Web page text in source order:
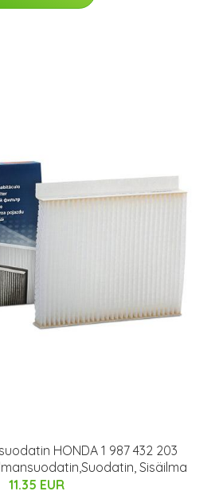
HONDA 1 987 432 203
Sisäilma
11.35 EUR